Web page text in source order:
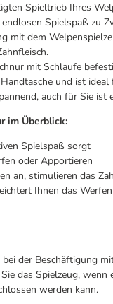
Spieltrieb Ihres
Spielspaß zu
mit dem
mit Schlaufe
und ist
auch für Sie ist
im Überblick:
Spielspaß sorgt
oder Apportieren
an, stimulieren das
Ihnen das Werfen
der Beschäftigung
das Spielzeug,
werden kann.